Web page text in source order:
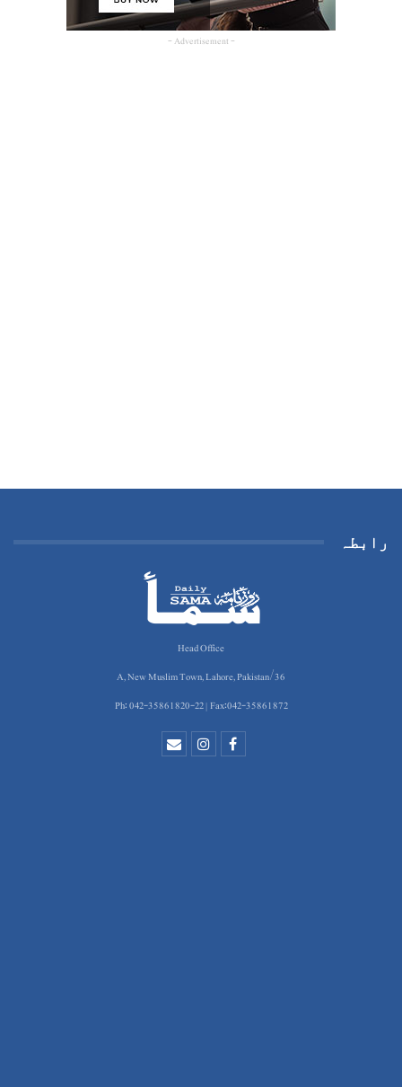
- Advertisement -
رابطہ
Head Office
36/A, New Muslim Town, Lahore, Pakistan
Ph: 042-35861820-22 | Fax:042-35861872